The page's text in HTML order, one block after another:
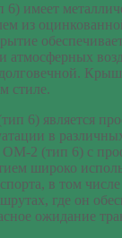
имеет
из
атмосферных
стиле.
6) является
в
ОМ-2 (тип 6) с
широко
в том
где он
ожидание